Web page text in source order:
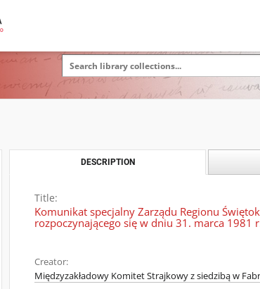
DESCRIPTION
Title:
Komunikat specjalny Zarządu Regionu
rozpoczynającego się w dniu 31. marca 1981
Creator:
Międzyzakładowy Komitet Strajkowy z siedzibą w